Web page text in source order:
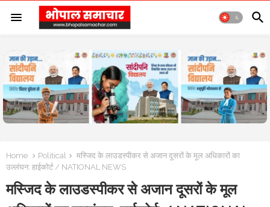
Home Political
मस्जिद के लाउडस्पीकर से अजान दूसरों के मूल अधिकारों का
उल्लंघन: हाईकोर्ट / NATIONAL NEWS
मस्जिद के लाउडस्पीकर से अजान दूसरों के मूल